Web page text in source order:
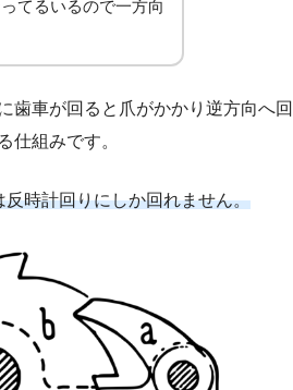
てるいるので一方向
歯車が回ると爪がかかり逆方向へ回
仕組みです。
反時計回りにしか回れません。